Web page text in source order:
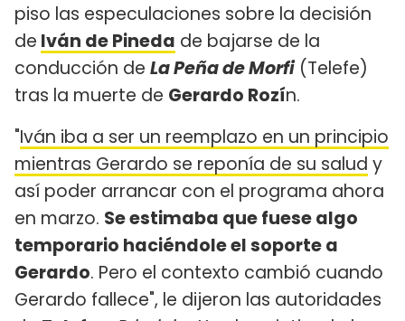
piso las especulaciones sobre la decisión
de Iván de Pineda de bajarse de la
conducción de La Peña de Morfi(Telefe)
tras la muerte de Gerardo Rozín.
"Iván iba a ser un reemplazo en un principio
mientras Gerardo se reponía de su salud y
así poder arrancar con el programa ahora
en marzo. Se estimaba que fuese algo
temporario haciéndole el soporte a
Gerardo. Pero el contexto cambió cuando
Gerardo fallece", le dijeron las autoridades